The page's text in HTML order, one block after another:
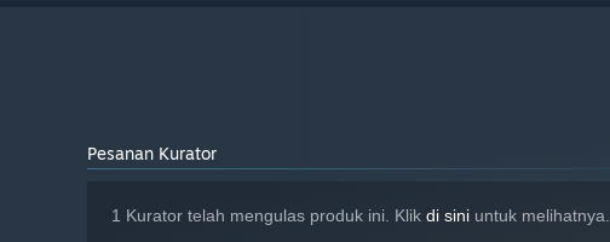
Pesanan Kurator
1 Kurator telah mengulas produk ini. Klik di sini untuk melihatnya.